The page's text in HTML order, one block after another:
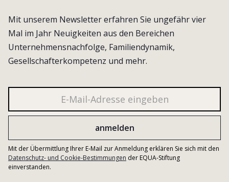
Mit unserem Newsletter erfahren Sie ungefähr vier
Mal im Jahr Neuigkeiten aus den Bereichen
Unternehmensnachfolge, Familiendynamik,
Gesellschafterkompetenz und mehr.
Mit der Übermittlung Ihrer E-Mail zur Anmeldung erklären Sie sich mit den
Datenschutz- und Cookie-Bestimmungen der EQUA-Stiftung
einverstanden.